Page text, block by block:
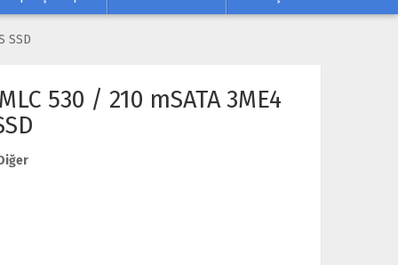
SSD
530 / 210 mSATA 3ME4